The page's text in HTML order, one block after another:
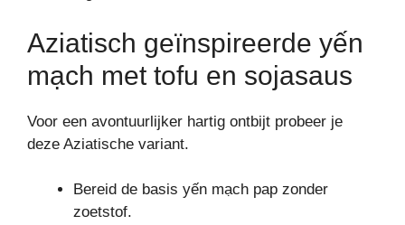
Aziatisch geïnspireerde yến
mạch met tofu en sojasaus
Voor een avontuurlijker hartig ontbijt probeer je
deze Aziatische variant.
Bereid de basis yến mạch pap zonder
zoetstof.